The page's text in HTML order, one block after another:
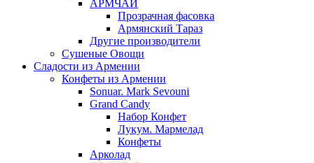
АРМЧАЙ
Прозрачная фасовка
Армянский Тараз
Другие производители
Сушеные Овощи
Сладости из Армении
Конфеты из Армении
Sonuar. Mark Sevouni
Grand Candy
Набор Конфет
Лукум. Мармелад
Конфеты
Арколад